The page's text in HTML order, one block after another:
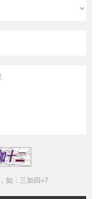
如：三加四=7